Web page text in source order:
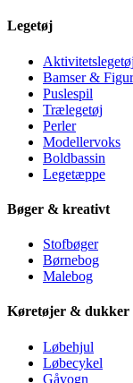
Legetøj
Aktivitetslegetøj
Bamser &
Puslespil
Trælegetøj
Perler
Modellervoks
Boldbassin
Legetæppe
Bøger & kreativt
Stofbøger
Børnebog
Malebog
Køretøjer & dukker
Løbehjul
Løbecykel
Gåvogn